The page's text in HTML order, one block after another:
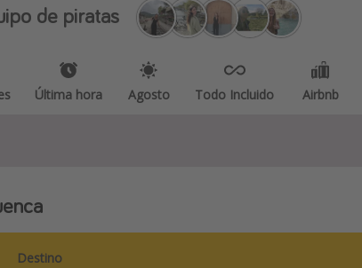
de piratas
Última hora Agosto Todo Incluido Airbnb
Destino